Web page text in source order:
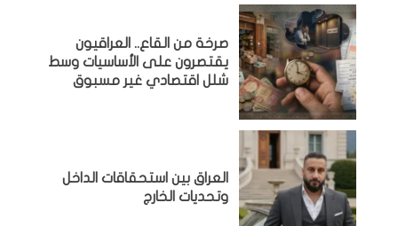
صرخة من القاع.. العراقيون
يقتصرون على الأساسيات وسط
شلل اقتصادي غير مسبوق
‏العراق بين استحقاقات الداخل
وتحديات الخارج